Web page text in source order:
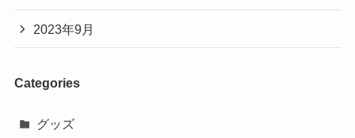
2023年9月
Categories
グッズ